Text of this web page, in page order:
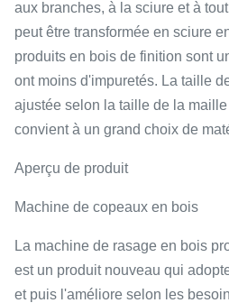
aux branches, à la sciure et à
peut être transformée en sciure
produits en bois de finition sont
ont moins d'impuretés. La taille
ajustée selon la taille de la
convient à un grand choix de
Aperçu de produit
Machine de copeaux en bois
La machine de rasage en bois
est un produit nouveau qui
et puis l'améliore selon les